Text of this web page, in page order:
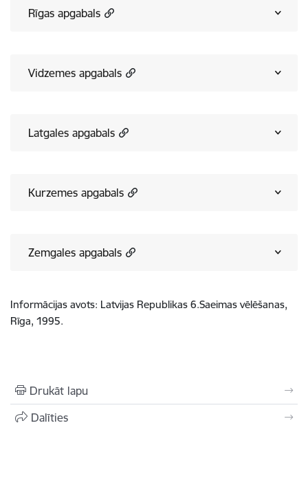
Rīgas apgabals
Vidzemes apgabals
Latgales apgabals
Kurzemes apgabals
Zemgales apgabals
Informācijas avots: Latvijas Republikas 6.Saeimas vēlēšanas,
Rīga, 1995.
Drukāt lapu
Dalīties